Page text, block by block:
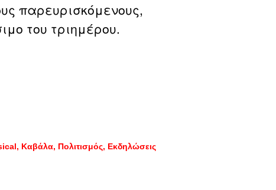
παρευρισκόμενους,
του τριημέρου.
Καβάλα Πολιτισμός Εκδηλώσεις